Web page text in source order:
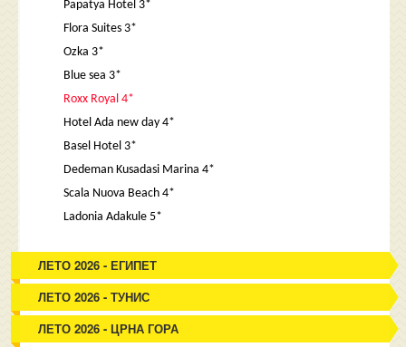
Papatya Hotel 3*
Flora Suites 3*
Ozka 3*
Blue sea 3*
Roxx Royal 4*
Hotel Ada new day 4*
Basel Hotel 3*
Dedeman Kusadasi Marina 4*
Scala Nuova Beach 4*
Ladonia Adakule 5*
ЛЕТО 2026 - ЕГИПЕТ
ЛЕТО 2026 - ТУНИС
ЛЕТО 2026 - ЦРНА ГОРА